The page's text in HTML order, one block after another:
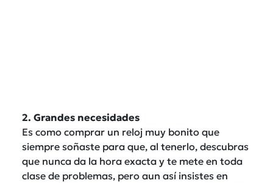
2. Grandes necesidades
Es como comprar un reloj muy bonito que
siempre soñaste para que, al tenerlo, descubras
que nunca da la hora exacta y te mete en toda
clase de problemas, pero aun así insistes en